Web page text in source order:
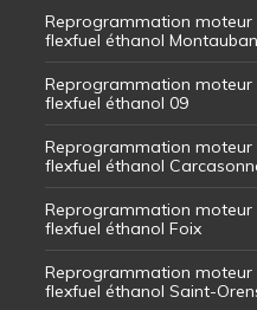
Reprogrammation moteur
flexfuel éthanol Montauban
Reprogrammation moteur
flexfuel éthanol 09
Reprogrammation moteur
flexfuel éthanol
Reprogrammation moteur
flexfuel éthanol Foix
Reprogrammation moteur
flexfuel éthanol Saint-